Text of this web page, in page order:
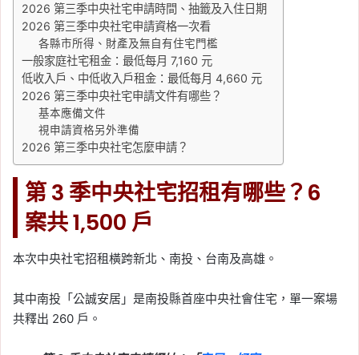
2026 第三季中央社宅申請時間、抽籤及入住日期
2026 第三季中央社宅申請資格一次看
各縣市所得、財產及無自有住宅門檻
一般家庭社宅租金：最低每月 7,160 元
低收入戶、中低收入戶租金：最低每月 4,660 元
2026 第三季中央社宅申請文件有哪些？
基本應備文件
視申請資格另外準備
2026 第三季中央社宅怎麼申請？
第 3 季中央社宅招租有哪些？6
案共 1,500 戶
本次中央社宅招租橫跨新北、南投、台南及高雄。
其中南投「公誠安居」是南投縣首座中央社會住宅，單一案場
共釋出 260 戶。